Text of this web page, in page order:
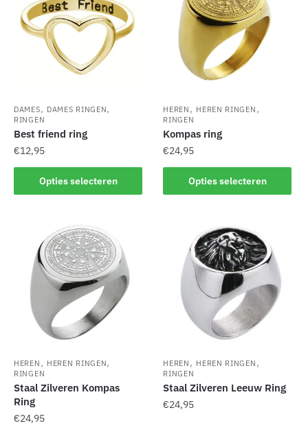
DAMES, DAMES RINGEN,
RINGEN
Best friend ring
€12,95
Opties selecteren
product
variaties.
Deze
optie
gekozen
worden
de
productpagina
HEREN , HEREN RINGEN ,
RINGEN
Kompas ring
€24,95
Opties selecteren
product
variaties.
Deze
optie
gekozen
worden
de
productpagina
HEREN , HEREN RINGEN,
RINGEN
Staal Zilveren Kompas
Ring
€24,95
HEREN , HEREN RINGEN ,
RINGEN
Staal Zilveren Leeuw Ring
€24,95